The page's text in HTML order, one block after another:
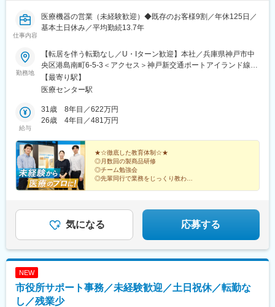
仕事内容
医療機器の営業（未経験歓迎）◆既存のお客様9割／年休125日／
基本土日休み／平均勤続13.7年
勤務地
【転居を伴う転勤なし／U・Iターン歓迎】本社／兵庫県神戸市中
央区港島南町6-5-3＜アクセス＞神戸新交通ポートアイランド線
「医療センター駅」より徒歩5分※受動喫煙防止対策：屋内禁煙
【最寄り駅】
医療センター駅
給与
31歳 8年目／622万円
26歳 4年目／481万円
★☆徹底した教育体制☆★
◎月数回の製商品研修
◎チーム勉強会
◎先輩同行で業務をじっくり教わる
◎インセンティブあり
◎兵庫県外への転勤なし
気になる 応募する
NEW
市役所サポート事務／未経験歓迎／土日祝休／転勤な
し／残業少